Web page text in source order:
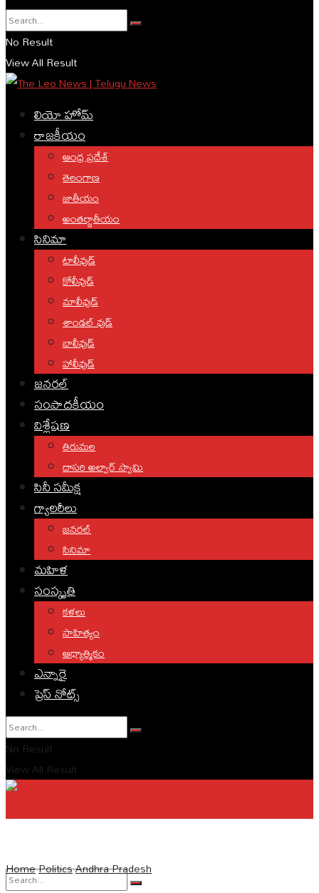
No Result
View All Result
లియో హోమ్
రాజకీయం
ఆంధ్ర ప్రదేశ్
తెలంగాణ
జాతీయం
అంతర్జాతీయం
సినిమా
టాలీవుడ్
కోలీవుడ్
మాలీవుడ్
శాండల్ వుడ్
బాలీవుడ్
హాలీవుడ్
జనరల్
సంపాదకీయం
విశ్లేషణ
తిరుమల
దాసరి అల్వార్ స్వామి
సినీ సమీక్ష
గ్యాలరీలు
జనరల్
సినిమా
మహిళ
సంస్కృతి
కళలు
సాహిత్యం
ఆధ్యాత్మికం
ఎన్నారై
ప్రెస్ నోట్స్
No Result
View All Result
HomePoliticsAndhra Pradesh